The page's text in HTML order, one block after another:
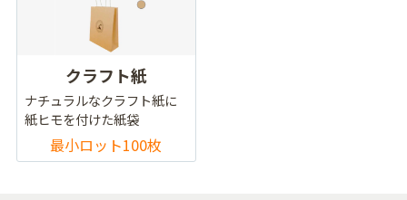
クラフト紙
ナチュラルなクラフト紙に
紙ヒモを付けた紙袋
最小ロット100枚